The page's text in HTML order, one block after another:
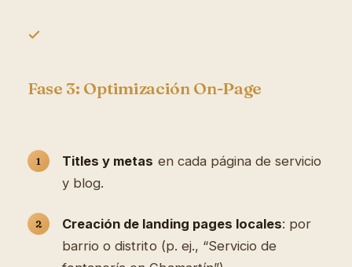
Fase 3: Optimización On-Page
Titles y metas en cada página de servicio
y blog.
Creación de landing pages locales: por
barrio o distrito (p. ej., “Servicio de